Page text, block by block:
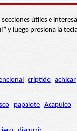
útiles e
y luego presiona
críptido achicar
papalote Acapulco